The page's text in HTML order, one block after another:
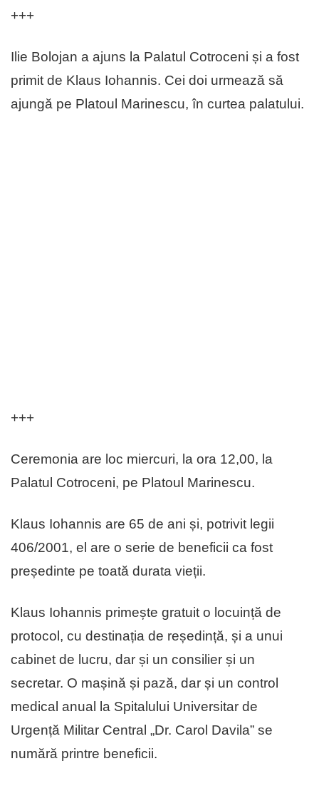
+++
Ilie Bolojan a ajuns la Palatul Cotroceni și a fost
primit de Klaus Iohannis. Cei doi urmează să
ajungă pe Platoul Marinescu, în curtea palatului.
+++
Ceremonia are loc miercuri, la ora 12,00, la
Palatul Cotroceni, pe Platoul Marinescu.
Klaus Iohannis are 65 de ani și, potrivit legii
406/2001, el are o serie de beneficii ca fost
președinte pe toată durata vieții.
Klaus Iohannis primește gratuit o locuință de
protocol, cu destinația de reședință, și a unui
cabinet de lucru, dar și un consilier și un
secretar. O mașină și pază, dar și un control
medical anual la Spitalului Universitar de
Urgență Militar Central „Dr. Carol Davila” se
numără printre beneficii.